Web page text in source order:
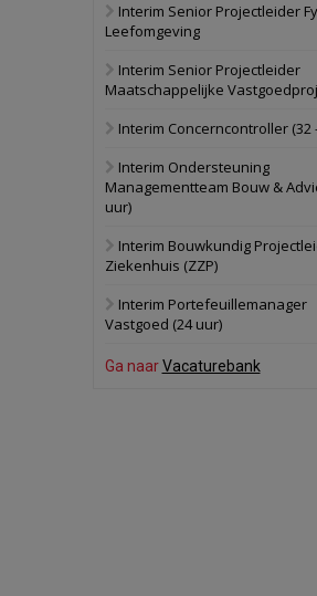
28 september 2026
Grootschalig
Schuinesloot
27 augustus 2026
17 september 2026
17 september 2026
Voormalig
Interim Senior Projectleider
Leefomgeving
Interim Senior Projectleider
Maatschappelijke
Interim Concerncontroller (32
Interim Ondersteuning
Managementteam Bouw &
uur)
Interim Bouwkundig
Ziekenhuis (ZZP)
Interim Portefeuillemanager
Vastgoed (24 uur)
Ga naarVacaturebank